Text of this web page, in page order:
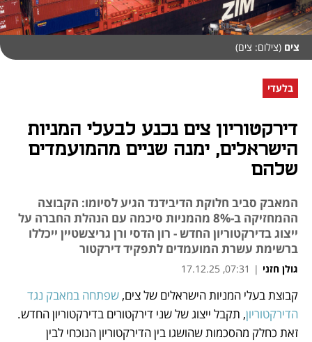
צים (צילום: צים)
בלעדי
דירקטוריון צים נכנע לבעלי המניות
הישראלים, ימנה שניים מהמועמדים
שלהם
המאבק סביב חלוקת הדיבידנד הגיע לסיומו: הקבוצה
ההמחזיקה ב-8% מהמניות סיכמה עם הנהלת החברה על
ייצוג בדירקטוריון החדש - רון הדסי ורן גריצשטיין ייכללו
ברשימת עשרת המועמדים לתפקיד דירקטור
גולן חזני |
07:31, 17.12.25
קבוצת בעלי המניות הישראלים של צים,
הדירקטוריון